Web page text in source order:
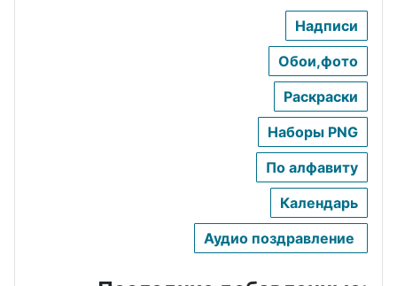
Надписи
Обои,фото
Раскраски
Наборы PNG
По алфавиту
Календарь
Аудио поздравление